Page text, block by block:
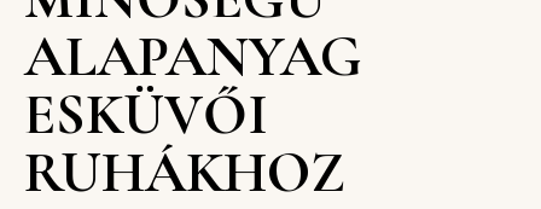
ALAPANYAG
ESKÜVŐI
RUHÁKHOZ